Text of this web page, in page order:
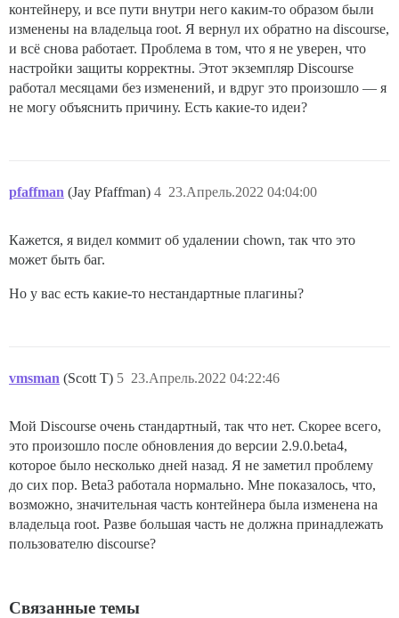
контейнеру, и все пути внутри него каким-то образом были
изменены на владельца root. Я вернул их обратно на discourse,
и всё снова работает. Проблема в том, что я не уверен, что
настройки защиты корректны. Этот экземпляр Discourse
работал месяцами без изменений, и вдруг это произошло — я
не могу объяснить причину. Есть какие-то идеи?
pfaffman (Jay Pfaffman) 23.Апрель.2022 04:04:00
4
Кажется, я видел коммит об удалении chown, так что это
может быть баг.
Но у вас есть какие-то нестандартные плагины?
vmsman (Scott T) 23.Апрель.2022 04:22:46
5
Мой Discourse очень стандартный, так что нет. Скорее всего,
это произошло после обновления до версии 2.9.0.beta4,
которое было несколько дней назад. Я не заметил проблему
до сих пор. Beta3 работала нормально. Мне показалось, что,
возможно, значительная часть контейнера была изменена на
владельца root. Разве большая часть не должна принадлежать
пользователю discourse?
Связанные темы